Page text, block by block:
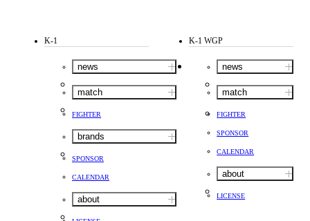
K-1
news
match
FIGHTER
brands
SPONSOR
CALENDAR
about
K-1 WGP
news
match
FIGHTER
SPONSOR
CALENDAR
about
LICENSE